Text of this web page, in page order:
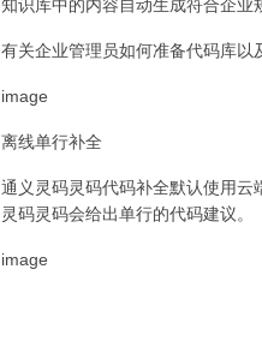
知识库中的内容自动生成符合企业
有关企业管理员如何准备代码库以
image
离线单行补全
通义灵码灵码代码补全默认使用
灵码灵码会给出单行的代码建议。
image